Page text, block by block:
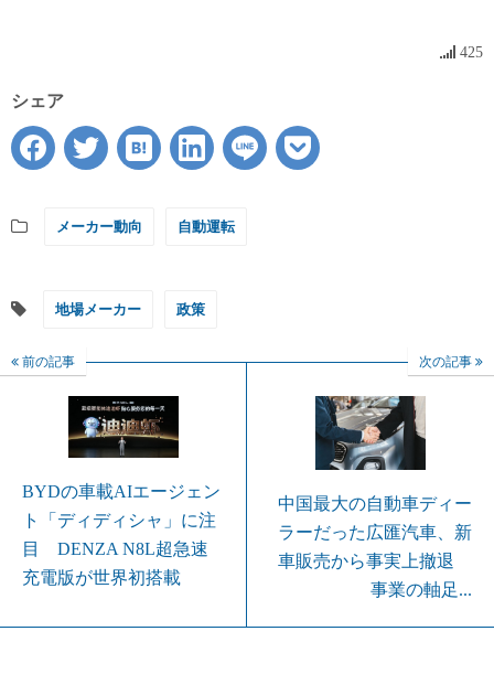
425
シェア
メーカー動向 自動運転
地場メーカー 政策
前の記事
BYDの車載AIエージェン
ト「ディディシャ」に注
目 DENZA N8L超急速
充電版が世界初搭載
次の記事
中国最大の自動車ディー
ラーだった広匯汽車、新
車販売から事実上撤退
事業の軸足...